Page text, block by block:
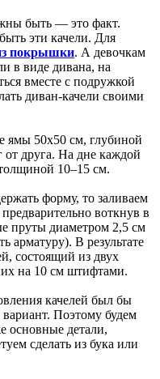
быть — это факт.
эти качели. Для
покрышки. А девочкам
в виде дивана, на
вместе с подружкой
диван-качели своими
ямы 50х50 см, глубиной
от друга. На дне каждой
10–15 см.
форму, то заливаем
воткнув в
пруты диаметром 2,5 см
арматуру). В результате
состоящий из двух
на 10 см штифтами.
качелей был бы
Поэтому будем
основные детали,
сделать из бука или